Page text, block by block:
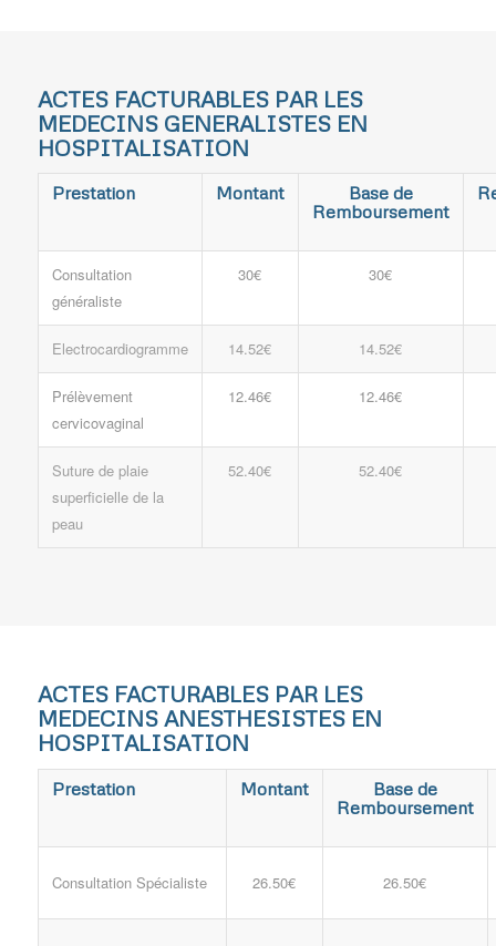
ACTES FACTURABLES PAR LES
MEDECINS GENERALISTES EN
HOSPITALISATION
Prestation Montant
Base de
Remboursement
Consultation
généraliste
30€ 30€
Electrocardiogramme 14.52€ 14.52€
Prélèvement
cervicovaginal
12.46€ 12.46€
Suture de plaie
superficielle de la
peau
52.40€ 52.40€
ACTES FACTURABLES PAR LES
MEDECINS ANESTHESISTES EN
HOSPITALISATION
Prestation Montant
Base de
Remboursement
Consultation Spécialiste 26.50€ 26.50€